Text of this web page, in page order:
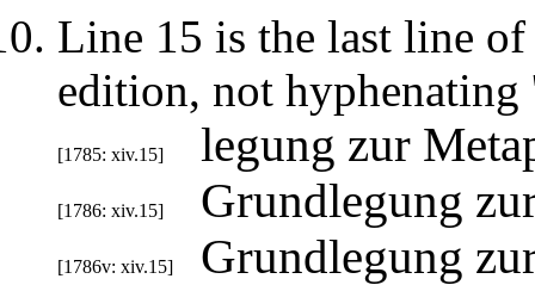
Line 15 is the last line
edition, not
[1785: xiv.15] legung zur
[1786: xiv.15] Grundlegung
[1786v: xiv.15] Grundlegung